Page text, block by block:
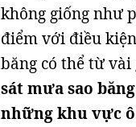
không giống như
điểm với điều
băng có thể từ
sát mưa sao
những khu vực